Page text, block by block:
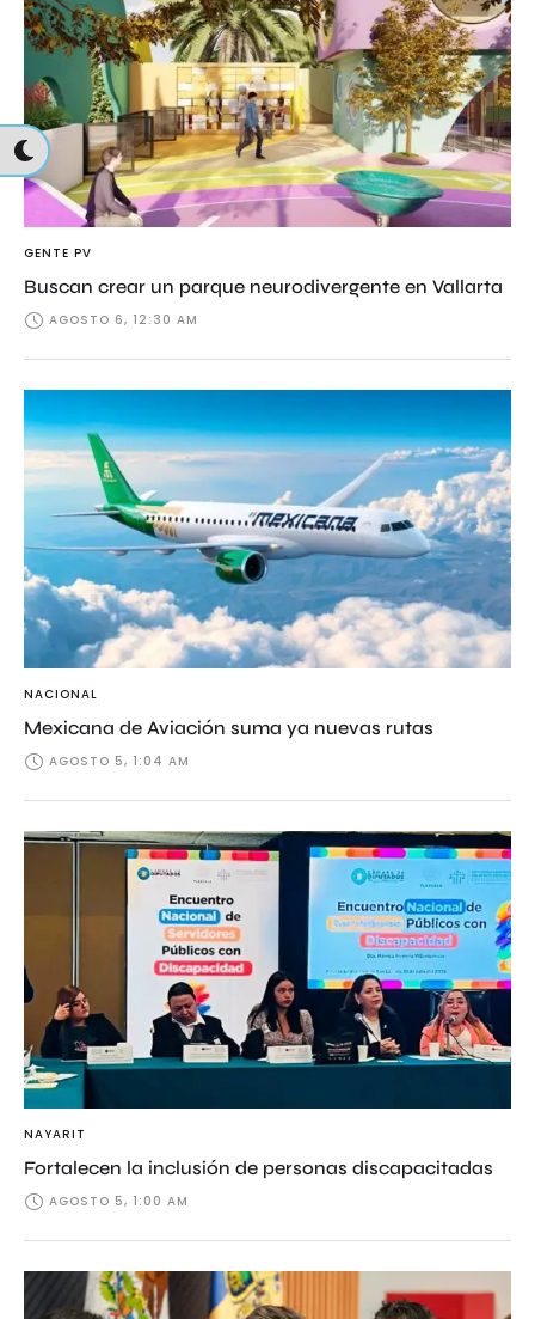
GENTE PV
Buscan crear un parque neurodivergente en Vallarta
AGOSTO 6, 12:30 AM
NACIONAL
Mexicana de Aviación suma ya nuevas rutas
AGOSTO 5, 1:04 AM
NAYARIT
Fortalecen la inclusión de personas discapacitadas
AGOSTO 5, 1:00 AM